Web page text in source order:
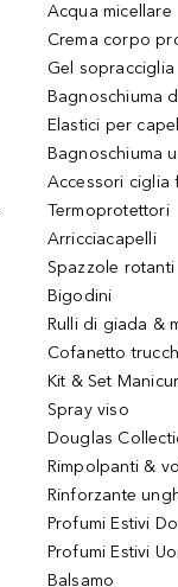
Acqua micellare
Crema corpo
Gel sopracciglia
Bagnoschiuma
Elastici per
Bagnoschiuma
Accessori ciglia
Termoprotettori
Arricciacapelli
Spazzole rotanti
Bigodini
Rulli di giada &
Cofanetto
Kit & Set
Spray viso
Douglas
Rimpolpanti &
Rinforzante
Profumi Estivi
Profumi Estivi
Balsamo